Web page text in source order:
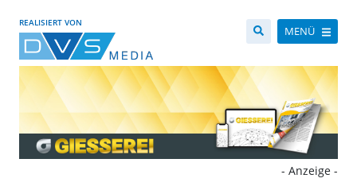
REALISIERT VON
MENÜ
- Anzeige -